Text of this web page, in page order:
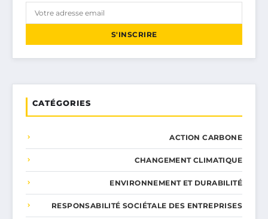
S'INSCRIRE
CATÉGORIES
ACTION CARBONE
CHANGEMENT CLIMATIQUE
ENVIRONNEMENT ET DURABILITÉ
RESPONSABILITÉ SOCIÉTALE DES ENTREPRISES